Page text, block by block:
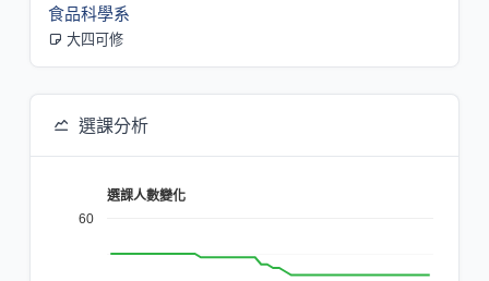
食品科學系
大四可修
選課分析
選課人數變化
60